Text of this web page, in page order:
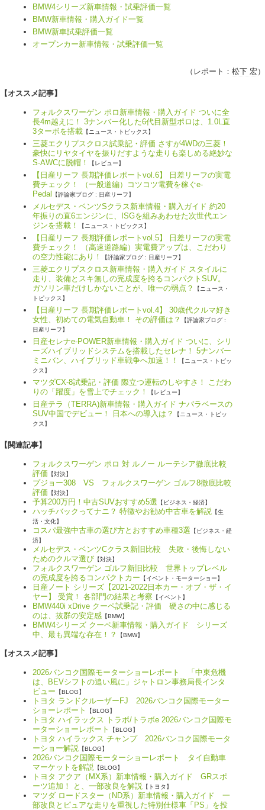
BMW4シリーズ新車情報・試乗評価一覧
BMW新車情報・購入ガイド一覧
BMW新車試乗評価一覧
オープンカー新車情報・試乗評価一覧
（レポート： 松下 宏）
【オススメ記事】
フォルクスワーゲン ポロ新車情報・購入ガイド ついに全
長4m越えに！ 3ナンバー化した6代目新型ポロは、1.0L直
3ターボを搭載 【ニュース・トピックス】
三菱エクリプスクロス試乗記・評価 さすが4WDの三菱！
豪快にリヤタイヤを振りだすような走りも楽しめる絶妙な
S-AWCに脱帽！
【レビュー】
【日産リーフ 長期評価レポートvol.6】 日差リーフの実電
費チェック！ （一般道編）コツコツ電費を稼ぐe-
Pedal
【評論家ブログ : 日産リーフ】
メルセデス・ベンツSクラス新車情報・購入ガイド 約20
年振りの直6エンジンに、ISGを組みあわせた次世代エン
ジンを搭載！
【ニュース・トピックス】
【日産リーフ 長期評価レポートvol.5】 日差リーフの実電
費チェック！ （高速道路編）実電費アップは、こだわり
の空力性能にあり！
【評論家ブログ : 日産リーフ】
三菱エクリプスクロス新車情報・購入ガイド スタイルに
走り、装備とスキ無しの完成度を誇るコンパクトSUV。
ガソリン車だけしかないことが、唯一の弱点？
【ニュース・
トピックス】
【日産リーフ 長期評価レポートvol.4】 30歳代クルマ好き
女性、初めての電気自動車！ その評価は？
【評論家ブログ :
日産リーフ】
日産セレナe-POWER新車情報・購入ガイド ついに、シリ
ーズハイブリッドシステムを搭載したセレナ！ 5ナンバー
ミニバン、ハイブリッド車戦争へ加速！！
【ニュース・トピッ
クス】
マツダCX-8試乗記・評価 際立つ運転のしやすさ！ こだわ
りの「躍度」を雪上でチェック！
【レビュー】
日産テラ（TERRA)新車情報・購入ガイド ナバラベースの
SUV中国でデビュー！ 日本への導入は？
【ニュース・トピッ
クス】
【関連記事】
フォルクスワーゲン ポロ 対 ルノー ルーテシア徹底比較
評価 【対決】
プジョー308 VS フォルクスワーゲン ゴルフ8徹底比較
評価 【対決】
予算200万円！中古SUVおすすめ5選 【ビジネス・経済】
ハッチバックってナニ？ 特徴やお勧め中古車を解説 【生
活・文化】
コスパ最強中古車の選び方とおすすめ車種3選 【ビジネス・経
済】
メルセデス・ベンツCクラス新旧比較 失敗・後悔しない
ためのクルマ選び 【対決】
フォルクスワーゲン ゴルフ新旧比較 世界トップレベル
の完成度を誇るコンパクトカー 【イベント・モーターショー】
日産ノート シリーズ【2021-2022日本カー・オブ・ザ・イ
ヤー】 受賞！ 各部門の結果と考察 【イベント】
BMW440i xDrive クーペ試乗記・評価 硬さの中に感じる
のは、抜群の安定感 【BMW】
BMW4シリーズ クーペ新車情報・購入ガイド シリーズ
中、最も異端な存在！？
【BMW】
【オススメ記事】
2026バンコク国際モーターショーレポート 「中東危機
は、BEVシフトの追い風に」ジャトロン事務局長インタ
ビュー 【BLOG】
トヨタ ランドクルーザーFJ 2026バンコク国際モーター
ショーレポート
【BLOG】
トヨタ ハイラックス トラボ/トラボe 2026バンコク国際モ
ーターショーレポート
【BLOG】
トヨタ ハイラックス チャンプ 2026バンコク国際モータ
ーショー解説 【BLOG】
2026バンコク国際モーターショーレポート タイ自動車
マーケットを解説 【BLOG】
トヨタ アクア（MX系）新車情報・購入ガイド GRスポ
ーツ追加！ と、一部改良を解説 【トヨタ】
マツダ ロードスター（ND系）新車情報・購入ガイド 一
部改良とピュアな走りを重視した特別仕様車「PS」を投